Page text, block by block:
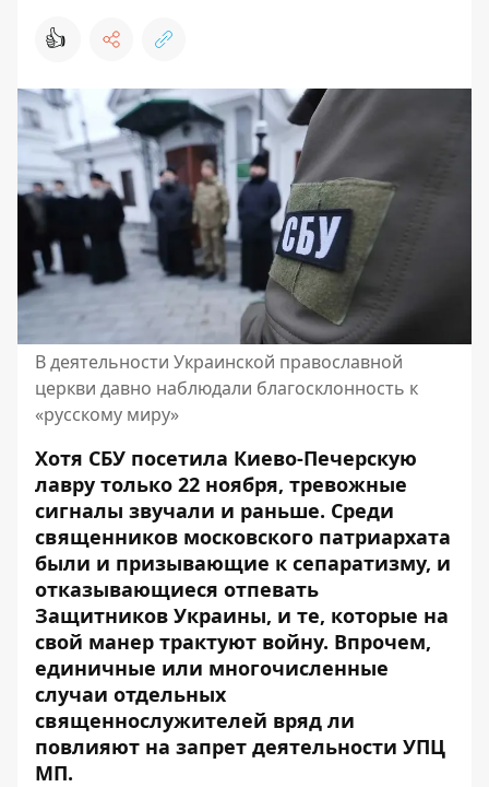
👍
В деятельности Украинской православной
церкви давно наблюдали благосклонность к
«русскому миру»
Хотя СБУ посетила Киево-Печерскую
лавру только 22 ноября, тревожные
сигналы звучали и раньше. Среди
священников московского патриархата
были и призывающие к сепаратизму, и
отказывающиеся отпевать
Защитников Украины, и те, которые на
свой манер трактуют войну. Впрочем,
единичные или многочисленные
случаи отдельных
священнослужителей вряд ли
повлияют на запрет деятельности УПЦ
МП.